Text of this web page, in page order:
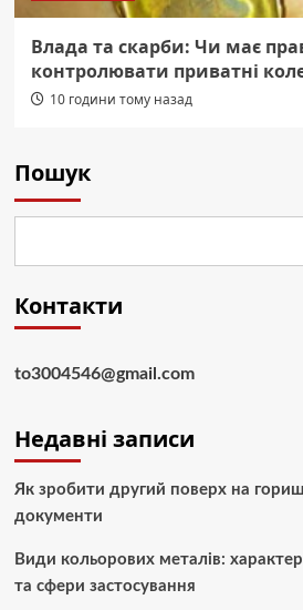
Влада та скарби: Чи має
контролювати приватні
10 години тому назад
Пошук
Контакти
to3004546@gmail.com
Недавні записи
Як зробити другий поверх на
документи
Види кольорових металів:
та сфери застосування